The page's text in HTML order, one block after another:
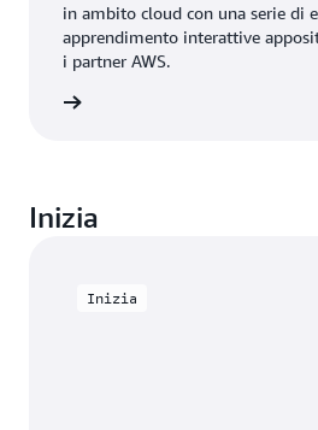
in ambito cloud con una serie di
apprendimento interattive
i partner AWS.
Inizia
Inizia